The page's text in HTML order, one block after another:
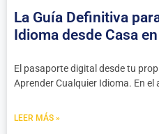
La Guía Definitiva
Idioma desde Casa
El pasaporte digital desde tu
Aprender Cualquier Idioma. En
LEER MÁS »